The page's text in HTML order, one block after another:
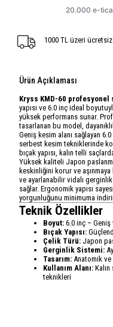
1000 TL üzeri
Ürün Açıklaması
Kryss KMD-60 profesyonel
yapısı ve 6.0 inç ideal
yüksek performans sunar.
tasarlanan bu model,
Geniş kesim alanı sağlayan
serbest kesim tekniklerinde
bıçak yapısı, kalın telli
Yüksek kaliteli Japon
keskinliğini korur ve
ve ayarlanabilir vidalı
sağlar. Ergonomik yapısı
yorgunluğunu minimuma
Teknik Özellikler
Boyut: 6.0 inç – Geniş
Bıçak Yapısı:
Çelik Türü: Japon
Gerginlik Sistemi:
Tasarım: Anatomik ve
Kullanım Alanı:
teknikleri